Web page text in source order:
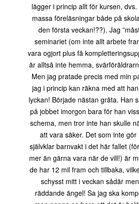
lägger i princip allt för kursen,
massa föreläsningar både på
den första veckan!??). Jag
seminariet (om inte allt arbete
vara ogjort plus få
är alltså inte hemma,
Men jag pratade precis med min
jag i princip kan räkna med att
lyckan! Började nästan gråta. Han
på jobbet imorgon bara för han
schema, men tror inte han skulle
att vara säker. Det som inte gör
självklar barnvakt i det här fallet
mer än gärna vara när de vill!) är
de har 12 mil fram och tillbaka,
schysst mitt i veckan sådär
räddande ängel! Sa jag ska